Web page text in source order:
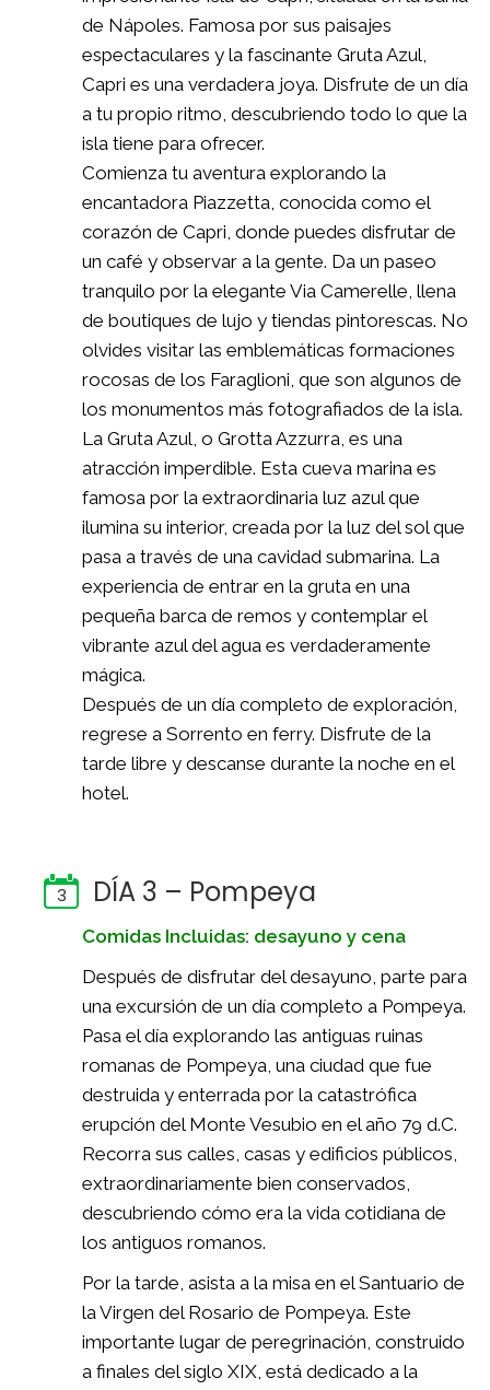
de Nápoles. Famosa por sus paisajes
espectaculares y la fascinante Gruta Azul,
Capri es una verdadera joya. Disfrute de un día
a tu propio ritmo, descubriendo todo lo que la
isla tiene para ofrecer.
Comienza tu aventura explorando la
encantadora Piazzetta, conocida como el
corazón de Capri, donde puedes disfrutar de
un café y observar a la gente. Da un paseo
tranquilo por la elegante Via Camerelle, llena
de boutiques de lujo y tiendas pintorescas. No
olvides visitar las emblemáticas formaciones
rocosas de los Faraglioni, que son algunos de
los monumentos más fotografiados de la isla.
La Gruta Azul, o Grotta Azzurra, es una
atracción imperdible. Esta cueva marina es
famosa por la extraordinaria luz azul que
ilumina su interior, creada por la luz del sol que
pasa a través de una cavidad submarina. La
experiencia de entrar en la gruta en una
pequeña barca de remos y contemplar el
vibrante azul del agua es verdaderamente
mágica.
Después de un día completo de exploración,
regrese a Sorrento en ferry. Disfrute de la
tarde libre y descanse durante la noche en el
hotel.
3 DÍA 3 – Pompeya
Comidas Incluidas: desayuno y cena
Después de disfrutar del desayuno, parte para
una excursión de un día completo a Pompeya.
Pasa el día explorando las antiguas ruinas
romanas de Pompeya, una ciudad que fue
destruida y enterrada por la catastrófica
erupción del Monte Vesubio en el año 79 d.C.
Recorra sus calles, casas y edificios públicos,
extraordinariamente bien conservados,
descubriendo cómo era la vida cotidiana de
los antiguos romanos.
Por la tarde, asista a la misa en el Santuario de
la Virgen del Rosario de Pompeya. Este
importante lugar de peregrinación, construido
a finales del siglo XIX, está dedicado a la